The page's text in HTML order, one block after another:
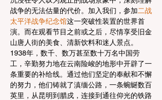
战争的无法估量的代价。加入我们，参加二战
太平洋战争纪念馆这一突破性装置的世界首
演。而在观看节目之前或之后，尽情享受旧金
山唐人街的美食、清新饮料和迷人景点。
1938年，数千、数万甚至数十万名中国劳
工，辛勤努力地在云南险峻的地形中开辟了一
条重要的补给线。通过他们坚定的奉献和不懈
的努力，他们铸就了滇缅公路，一条蜿蜒数百
英里，从昆明到腊戍，连接到通往仰光的铁路